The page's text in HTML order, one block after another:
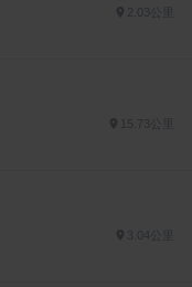
15.73公里
3.04公里